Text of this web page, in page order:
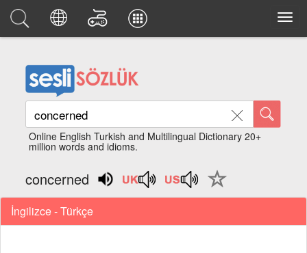
Online English Turkish and Multilingual Dictionary 20+
million words and idioms.
concerned
İngilizce - Türkçe